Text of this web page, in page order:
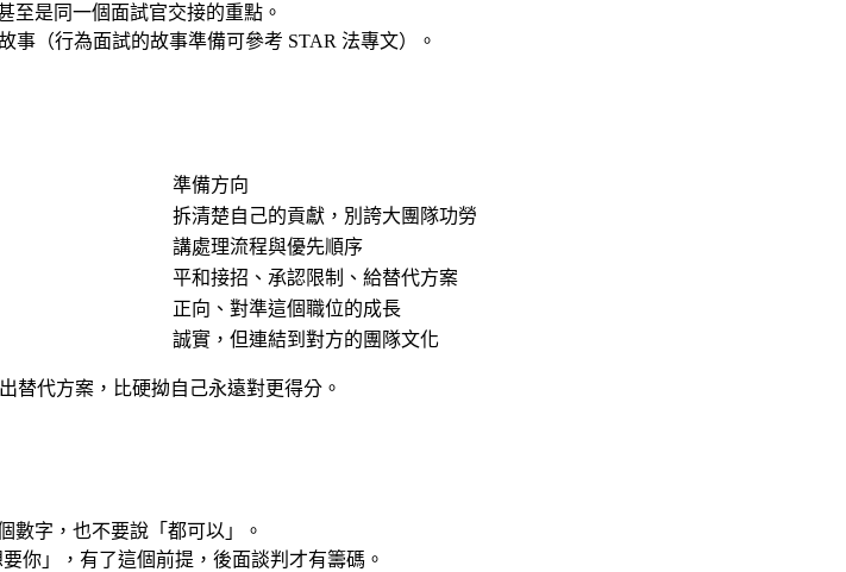
是同一個面試官交接的重點。
（行為面試的故事準備可參考 STAR 法專文）。
準備方向
拆清楚自己的貢獻，別誇大團隊功勞
講處理流程與優先順序
平和接招、承認限制、給替代方案
正向、對準這個職位的成長
誠實，但連結到對方的團隊文化
替代方案，比硬拗自己永遠對更得分。
數字，也不要說「都可以」。
你」，有了這個前提，後面談判才有籌碼。